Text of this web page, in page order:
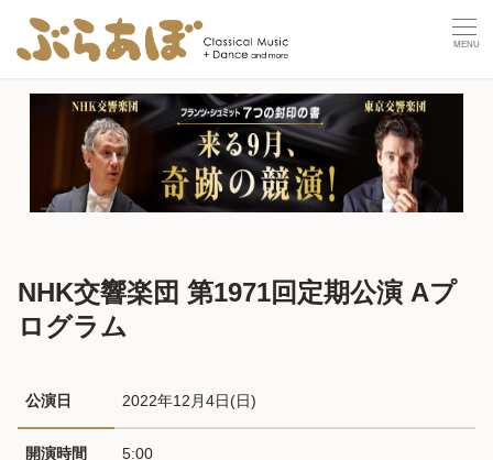
NHK交響楽団 第1971回定期公演 Aプ
ログラム
公演日 2022年12月4日(日)
開演時間 5:00